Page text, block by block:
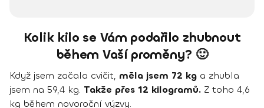
Kolik kilo se Vám podařilo zhubnout
během Vaší proměny? 🙂
Když jsem začala cvičit, měla jsem 72 kg a zhubla
jsem na 59,4 kg. Takže přes 12 kilogramů. Z toho 4,6
kg během novoroční výzvy.